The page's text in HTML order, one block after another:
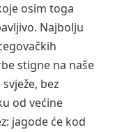
osim toga
Najbolju
stigne na naše
bez
od većine
jagode će kod